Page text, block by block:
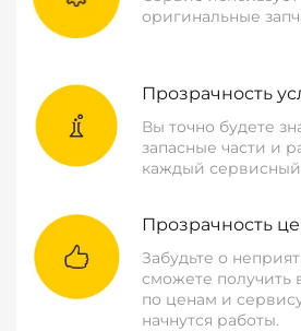
оригинальные
Прозрачность
Вы точно будете
запасные части и
каждый сервисный
Прозрачность
Забудьте о
сможете
по ценам и
начнутся работы.